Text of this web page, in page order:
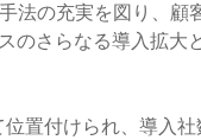
法の充実を図り、顧
のさらなる導入拡大
置付けられ、導入社